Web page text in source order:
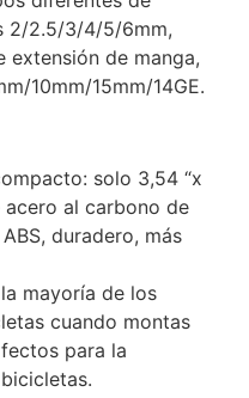
2/2.5/3/4/5/6mm,
extensión de manga,
10mm/15mm/14GE.
solo 3,54 “x
acero al carbono de
duradero, más
mayoría de los
cuando montas
para la